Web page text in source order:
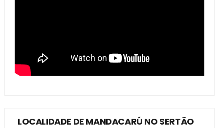
LOCALIDADE DE MANDACARÚ NO SERTÃO